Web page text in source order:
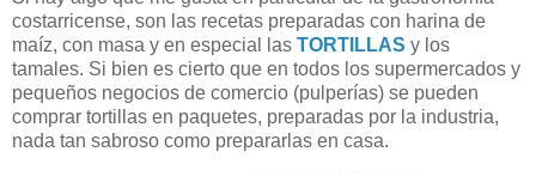
costarricense, son las recetas preparadas con harina de
maíz, con masa y en especial las TORTILLAS y los
tamales. Si bien es cierto que en todos los supermercados y
pequeños negocios de comercio (pulperías) se pueden
comprar tortillas en paquetes, preparadas por la industria,
nada tan sabroso como prepararlas en casa.